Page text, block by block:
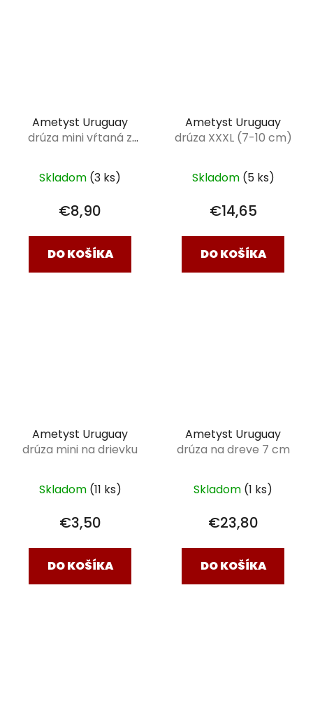
Ametyst Uruguay
drúza mini vŕtaná z
šnúrke
Skladom (3 ks)
€8,90
DO KOŠÍKA
Ametyst Uruguay
drúza XXXL (7-10 cm)
Skladom (5 ks)
€14,65
DO KOŠÍKA
Ametyst Uruguay
drúza mini na drievku
Skladom (11 ks)
€3,50
DO KOŠÍKA
Ametyst Uruguay
drúza na dreve 7 cm
Skladom (1 ks)
€23,80
DO KOŠÍKA